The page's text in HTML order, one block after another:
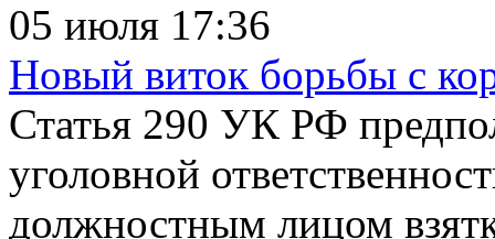
05 июля 17:36
Новый виток борьбы с
Статья 290 УК РФ
уголовной
должностным лицом